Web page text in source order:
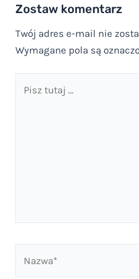
Zostaw komentarz
Twój adres e-mail nie
Wymagane pola są
tutaj